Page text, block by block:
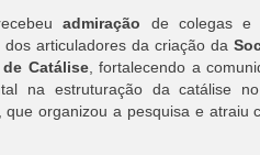
admiração de colegas e
articuladores da criação da
Catálise, fortalecendo a
na estruturação da catálise
, que organizou a pesquisa e atraiu